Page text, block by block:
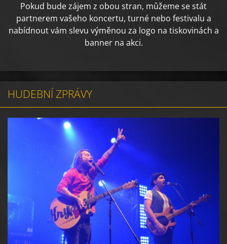
Pokud bude zájem z obou stran, můžeme se stát
partnerem vašeho koncertu, turné nebo festivalu a
nabídnout vám slevu výměnou za logo na tiskovinách a
banner na akci.
HUDEBNÍ ZPRÁVY